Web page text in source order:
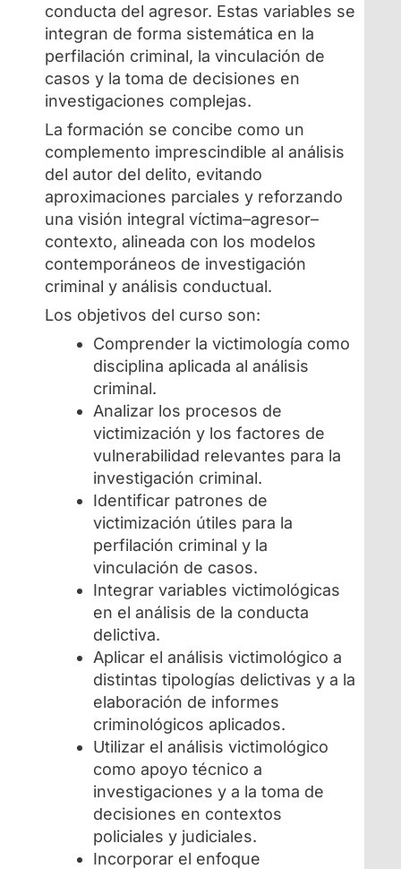
conducta del agresor. Estas variables se
integran de forma sistemática en la
perfilación criminal, la vinculación de
casos y la toma de decisiones en
investigaciones complejas.
La formación se concibe como un
complemento imprescindible al análisis
del autor del delito, evitando
aproximaciones parciales y reforzando
una visión integral víctima–agresor–
contexto, alineada con los modelos
contemporáneos de investigación
criminal y análisis conductual.
Los objetivos del curso son:
Comprender la victimología como
disciplina aplicada al análisis
criminal.
Analizar los procesos de
victimización y los factores de
vulnerabilidad relevantes para la
investigación criminal.
Identificar patrones de
victimización útiles para la
perfilación criminal y la
vinculación de casos.
Integrar variables victimológicas
en el análisis de la conducta
delictiva.
Aplicar el análisis victimológico a
distintas tipologías delictivas y a la
elaboración de informes
criminológicos aplicados.
Utilizar el análisis victimológico
como apoyo técnico a
investigaciones y a la toma de
decisiones en contextos
policiales y judiciales.
Incorporar el enfoque